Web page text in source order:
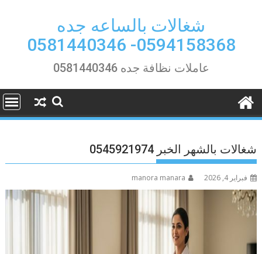
شغالات بالساعه جده
0594158368- 0581440346
عاملات نظافة جده 0581440346
شغالات بالشهر الخبر 0545921974
فبراير 4, 2026 manora manara